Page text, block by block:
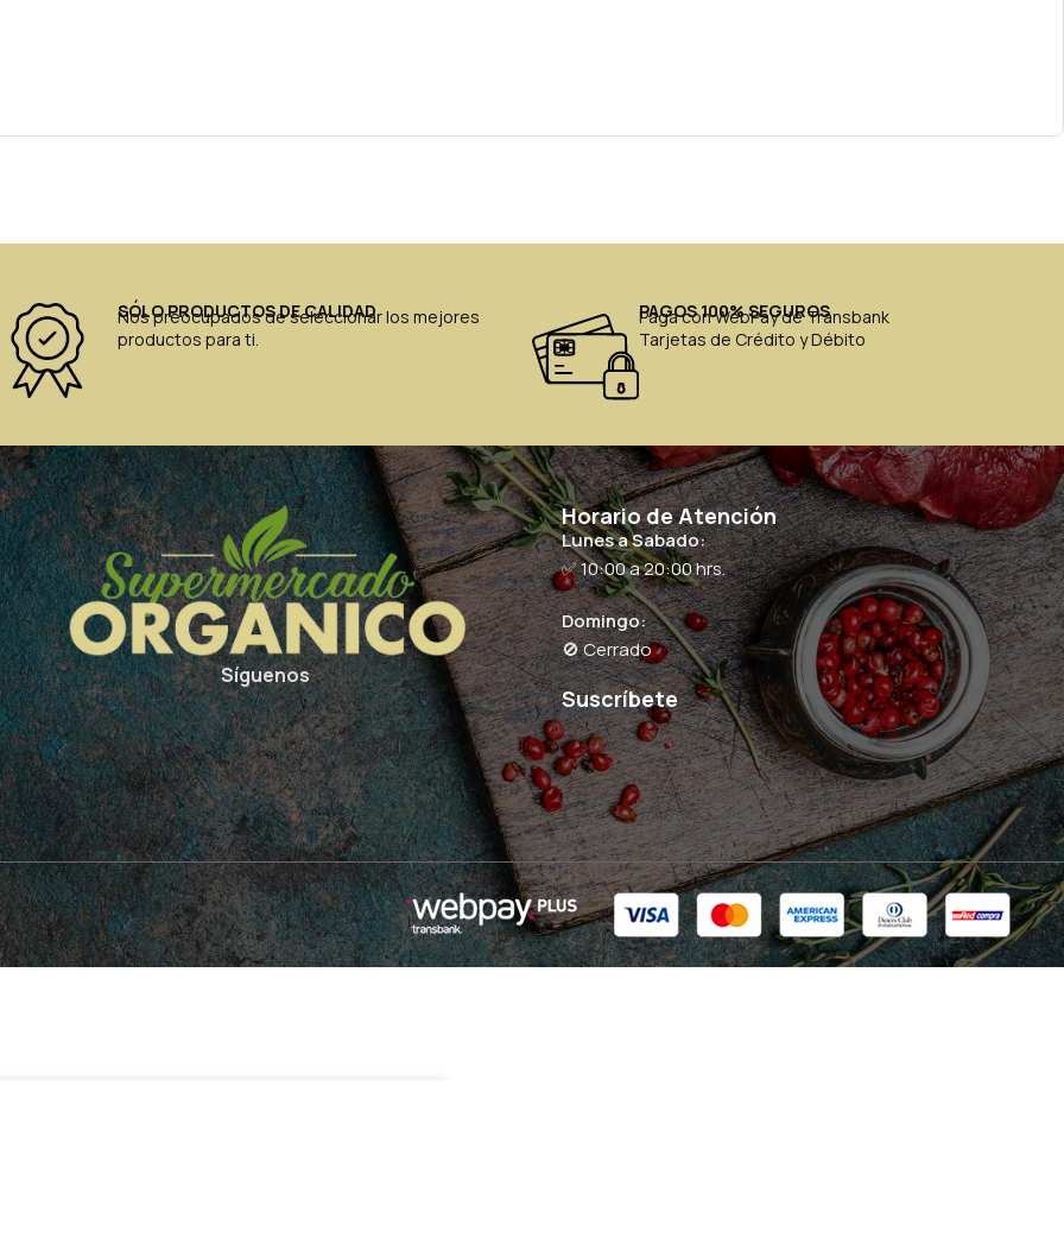
SÓLO PRODUCTOS DE CALIDAD
Nos preocupados de seleccionar los mejores
productos para ti.
PAGOS 100% SEGUROS
Paga con WebPay de Transbank
Tarjetas de Crédito y Débito
Síguenos
Horario de Atención
Lunes a Sabado:
✅ 10:00 a 20:00 hrs.
Domingo:
🚫 Cerrado
Suscríbete